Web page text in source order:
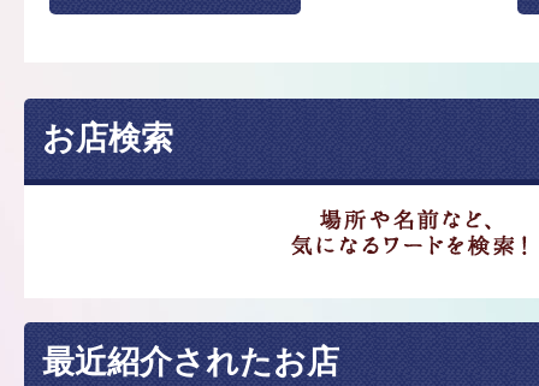
お店検索
最近紹介されたお店